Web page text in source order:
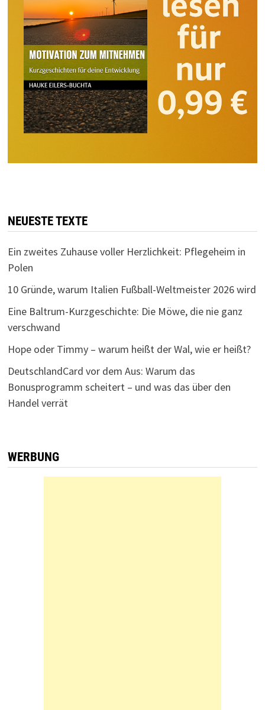
NEUESTE TEXTE
Ein zweites Zuhause voller Herzlichkeit: Pflegeheim in
Polen
10 Gründe, warum Italien Fußball-Weltmeister 2026 wird
Eine Baltrum-Kurzgeschichte: Die Möwe, die nie ganz
verschwand
Hope oder Timmy – warum heißt der Wal, wie er heißt?
DeutschlandCard vor dem Aus: Warum das
Bonusprogramm scheitert – und was das über den
Handel verrät
WERBUNG